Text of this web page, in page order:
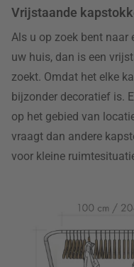
Vrijstaande
Als u op zoek bent naar
uw huis, dan is een
zoekt. Omdat het elke
bijzonder decoratief is.
op het gebied van
vraagt dan andere
voor kleine